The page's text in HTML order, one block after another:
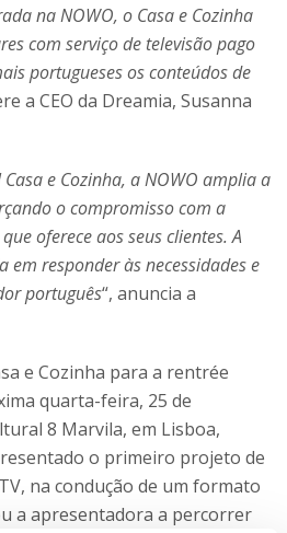
na NOWO, o Casa e Cozinha
com serviço de televisão pago
portugueses os conteúdos de
a CEO da Dreamia, Susanna
e Cozinha, a NOWO amplia a
o compromisso com a
oferece aos seus clientes. A
em responder às necessidades e
português“, anuncia a
e Cozinha para a rentrée
quarta-feira, 25 de
8 Marvila, em Lisboa,
o primeiro projeto de
na condução de um formato
a apresentadora a percorrer